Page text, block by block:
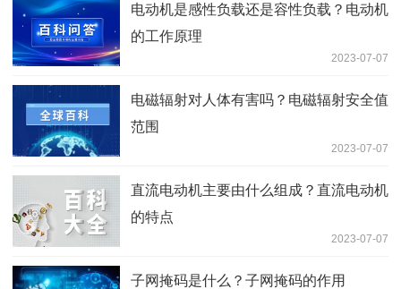
电动机是感性负载还是容性负载？电动机
的工作原理
2023-07-07
电磁辐射对人体有害吗？电磁辐射安全值
范围
2023-07-07
直流电动机主要由什么组成？直流电动机
的特点
2023-07-07
子网掩码是什么？子网掩码的作用